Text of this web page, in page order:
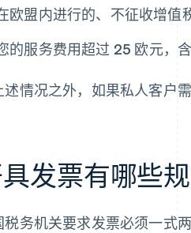
欧盟内进行的、不征收增值
的服务费用超过 25 欧元，
述情况之外，如果私人客户
发票有哪些规
税务机关要求发票必须一式